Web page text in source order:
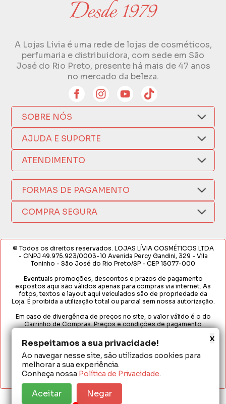
Respeitamos a sua privacidade!
Ao navegar nesse site, são utilizados cookies para
melhorar a sua experiência.
Conheça nossa Política de Privacidade.
Aceitar Negar
x
A Lojas Lívia é uma rede de lojas de cosméticos,
perfumaria e distribuidora, com sede em São
José do Rio Preto, presente há mais de 47 anos
no mercado da beleza.
SOBRE NÓS
Quem Somos
Compra Segura
Como Comprar
Nossas Lojas
Política de Privacidade
AJUDA E SUPORTE
Nosso Aplicativo
Trocas e Devoluções
Formas de Pagamento
Fretes e Entregas
Fabricantes
Termos de Compra e Venda
ATENDIMENTO
(17) 3209-9595
sacweb@lojaslivia.com.br
FORMAS DE PAGAMENTO
COMPRA SEGURA
© Todos os direitos reservados. LOJAS LÍVIA COSMÉTICOS LTDA
- CNPJ 49.975.923/0003-10 Avenida Percy Gandini, 329 - Vila
Toninho - São José do Rio Preto/SP - CEP 15077-000
Eventuais promoções, descontos e prazos de pagamento
expostos aqui são válidos apenas para compras via internet. As
fotos, textos e layout aqui veiculados são de propriedade da
Loja. É proibida a utilização total ou parcial sem nossa autorização.
Em caso de divergência de preços no site, o valor válido é o do
Carrinho de Compras. Preços e condições de pagamento
término de nossos estoques para internet. Vendas sujeitas à
análise e confirmação de dados.